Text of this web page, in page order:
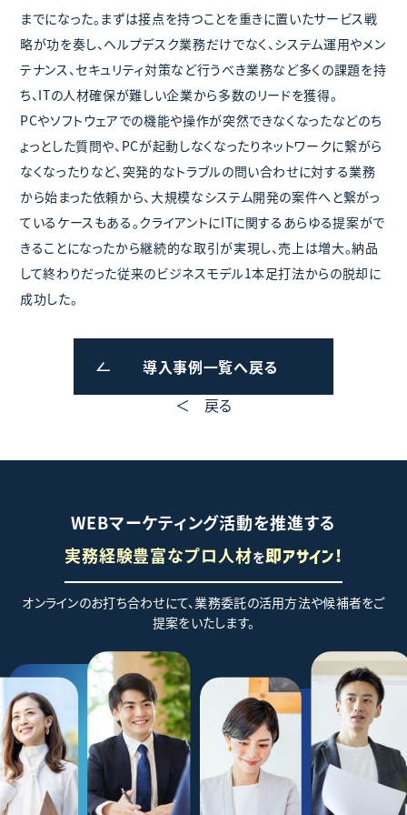
までになった。まずは接点を持つことを重きに置いたサービス戦
略が功を奏し、ヘルプデスク業務だけでなく、システム運用やメン
テナンス、セキュリティ対策など行うべき業務など多くの課題を持
ち、ITの人材確保が難しい企業から多数のリードを獲得。
PCやソフトウェアでの機能や操作が突然できなくなったなどのち
ょっとした質問や、PCが起動しなくなったりネットワークに繋がら
なくなったりなど、突発的なトラブルの問い合わせに対する業務
から始まった依頼から、大規模なシステム開発の案件へと繋がっ
ているケースもある。クライアントにITに関するあらゆる提案がで
きることになったから継続的な取引が実現し、売上は増大。納品
して終わりだった従来のビジネスモデル1本足打法からの脱却に
成功した。
導入事例一覧へ戻る
＜ 戻る
WEBマーケティング活動を推進する
実務経験豊富なプロ人材を即アサイン!
オンラインのお打ち合わせにて、業務委託の活用方法や候補者をご
提案をいたします。